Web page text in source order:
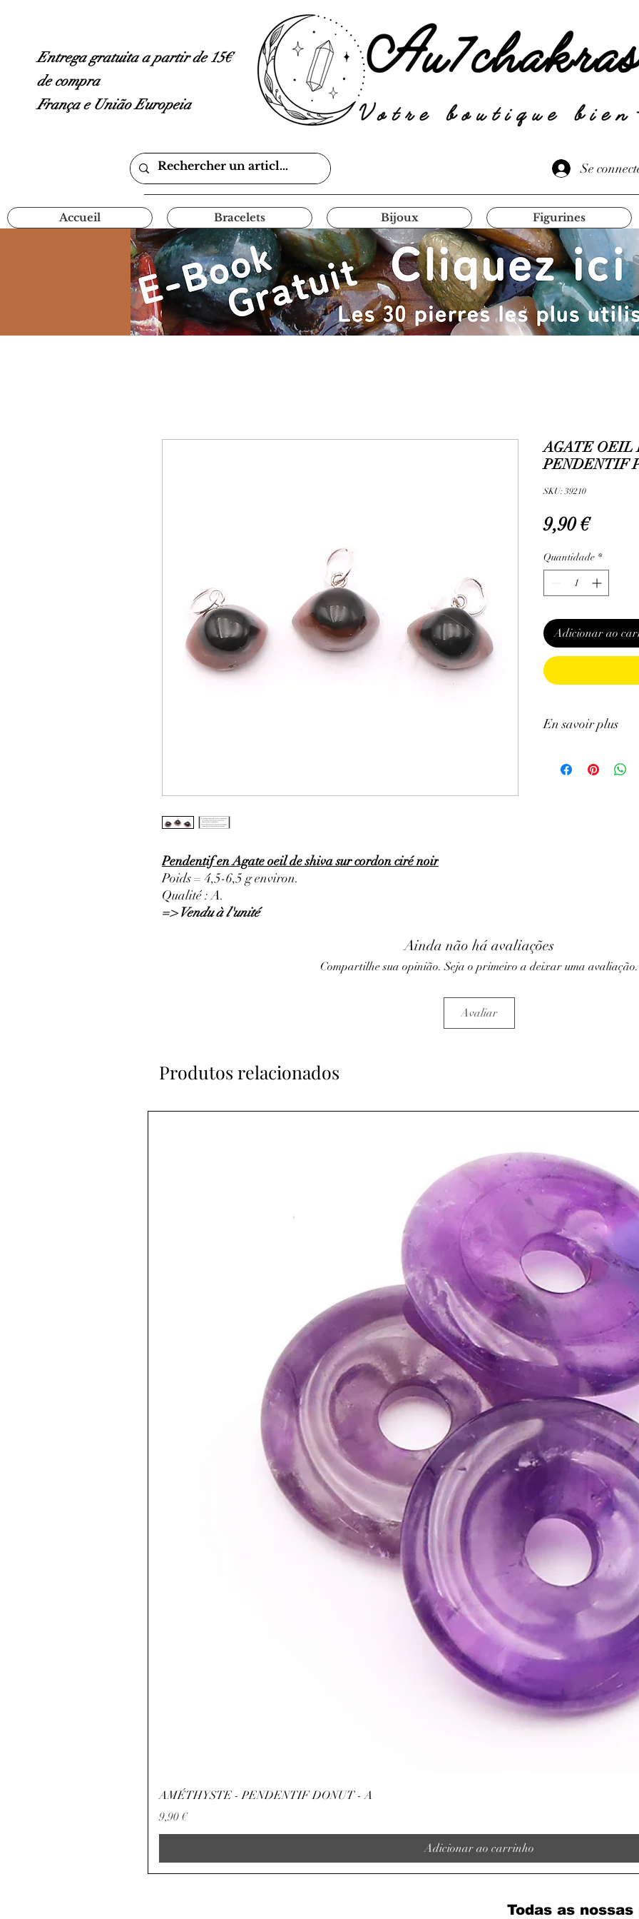
Entrega gratuita a partir de 15€
de compra
França e União Europeia
Se
Accueil Bracelets Bijoux Figurines
Pendentif en Agate oeil de shiva sur cordon ciré noir
Poids = 4,5-6,5 g environ.
Qualité : A.
=> Vendu à l'unité
AGATE OEIL
PENDENTIF
SKU: 39210
9,90 €Preço
Quantidade *
Adicionar ao
En savoir plus
n'exclut en aucun
Ainda não há avaliações
Compartilhe sua opinião. Seja o primeiro a deixar uma avaliação.
Avaliar
Produtos relacionados
AMÉTHYSTE - PENDENTIF DONUT - A
Preço
9,90 €
Adicionar ao carrinho
Todas as